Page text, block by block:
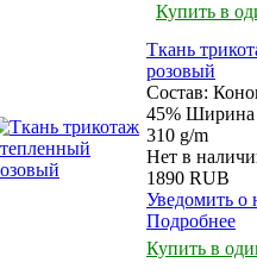
Купить в
Ткань
розовый
Состав:
45% Ширина
310 g/m
Нет в
1890 RUB
Уведомить о
Подробнее
Купить в